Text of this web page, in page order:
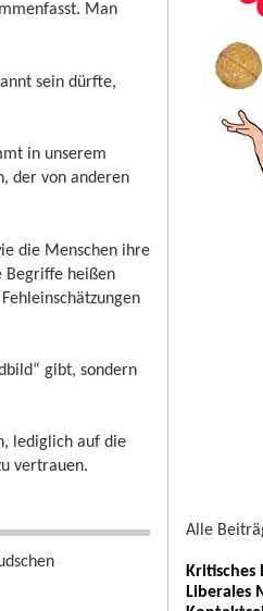
Man
sein dürfte,
in unserem
der von anderen
die Menschen ihre
Begriffe heißen
gibt, sondern
lediglich auf die
vertrauen.
Alle
Kritisches
Liberales